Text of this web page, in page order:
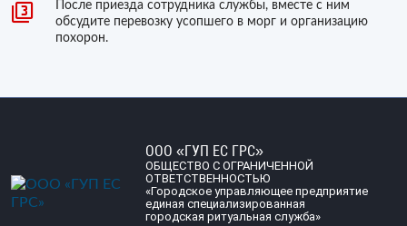
После приезда сотрудника службы, вместе с ним
обсудите перевозку усопшего в морг и организацию
похорон.
ООО «ГУП ЕС ГРС»
ОБЩЕСТВО С ОГРАНИЧЕННОЙ
ОТВЕТСТВЕННОСТЬЮ
«Городское управляющее предприятие
единая специализированная
городская ритуальная служба»